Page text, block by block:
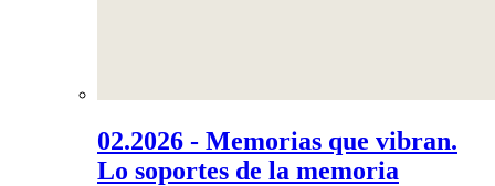
02.2026 - Memorias que vibran.
Lo soportes de la memoria